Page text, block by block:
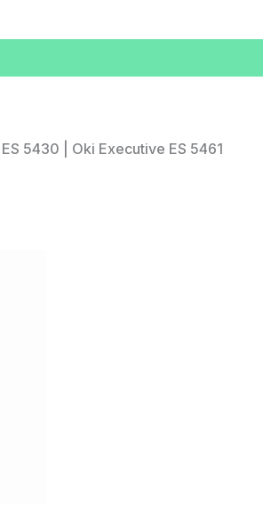
5430 | Oki Executive ES 5461